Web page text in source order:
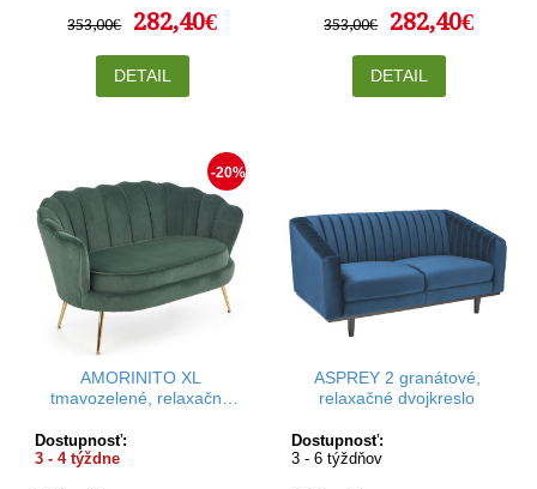
353,00€ 282,40€
DETAIL
353,00€ 282,40€
DETAIL
-20%
AMORINITO XL
tmavozelené, relaxačné
Dostupnosť:
3 - 4 týždne
ASPREY 2 granátové,
relaxačné dvojkreslo
Dostupnosť:
3 - 6 týždňov